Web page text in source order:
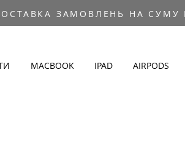
ЗАМОВЛЕНЬ НА СУМУ
MACBOOK IPAD AIRPODS